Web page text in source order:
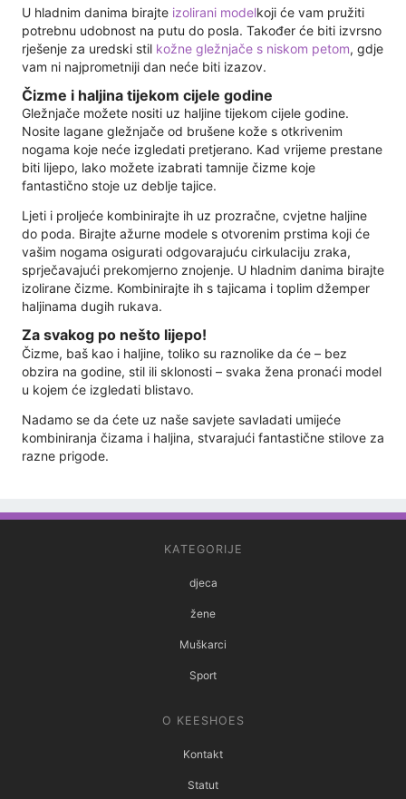
U hladnim danima birajte izolirani modelkoji će vam pružiti
potrebnu udobnost na putu do posla. Također će biti izvrsno
rješenje za uredski stil kožne gležnjače s niskom petom, gdje
vam ni najprometniji dan neće biti izazov.
Čizme i haljina tijekom cijele godine
Gležnjače možete nositi uz haljine tijekom cijele godine.
Nosite lagane gležnjače od brušene kože s otkrivenim
nogama koje neće izgledati pretjerano. Kad vrijeme prestane
biti lijepo, lako možete izabrati tamnije čizme koje
fantastično stoje uz deblje tajice.
Ljeti i proljeće kombinirajte ih uz prozračne, cvjetne haljine
do poda. Birajte ažurne modele s otvorenim prstima koji će
vašim nogama osigurati odgovarajuću cirkulaciju zraka,
sprječavajući prekomjerno znojenje. U hladnim danima birajte
izolirane čizme. Kombinirajte ih s tajicama i toplim džemper
haljinama dugih rukava.
Za svakog po nešto lijepo!
Čizme, baš kao i haljine, toliko su raznolike da će – bez
obzira na godine, stil ili sklonosti – svaka žena pronaći model
u kojem će izgledati blistavo.
Nadamo se da ćete uz naše savjete savladati umijeće
kombiniranja čizama i haljina, stvarajući fantastične stilove za
razne prigode.
KATEGORIJE
djeca
žene
Muškarci
Sport
O KEESHOES
Kontakt
Statut